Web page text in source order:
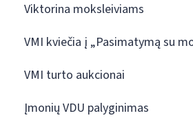
Viktorina moksleiviams
VMI kviečia į „Pasimatymą su
VMI turto aukcionai
Įmonių VDU palyginimas